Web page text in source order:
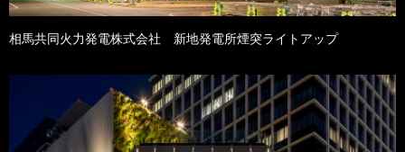
相馬共同火力発電株式会社 新地発電所煙突ライトアップ